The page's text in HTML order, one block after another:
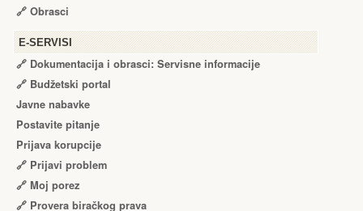
🔗 Obrasci
Е-SERVISI
🔗 Dokumentacija i obrasci: Servisne informacije
🔗 Budžetski portal
Javne nabavke
Postavite pitanje
Prijava korupcije
🔗 Prijavi problem
🔗 Moj porez
🔗 Provera biračkog prava